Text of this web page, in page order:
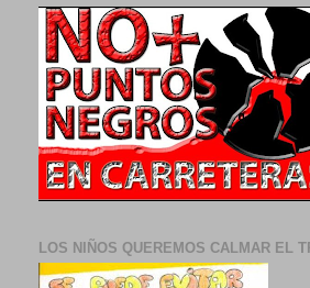
LOS NIÑOS QUEREMOS CALMAR EL